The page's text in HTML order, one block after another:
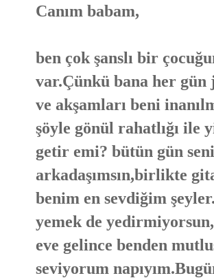
Canım babam,
ben çok şanslı bir
var.Çünkü bana her gün
ve akşamları beni
şöyle gönül rahatlığı ile
getir emi? bütün gün
arkadaşımsın,birlikte
benim en sevdiğim
yemek de
eve gelince benden
seviyorum